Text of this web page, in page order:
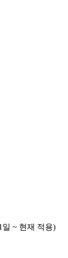
일 ~ 현재 적용)